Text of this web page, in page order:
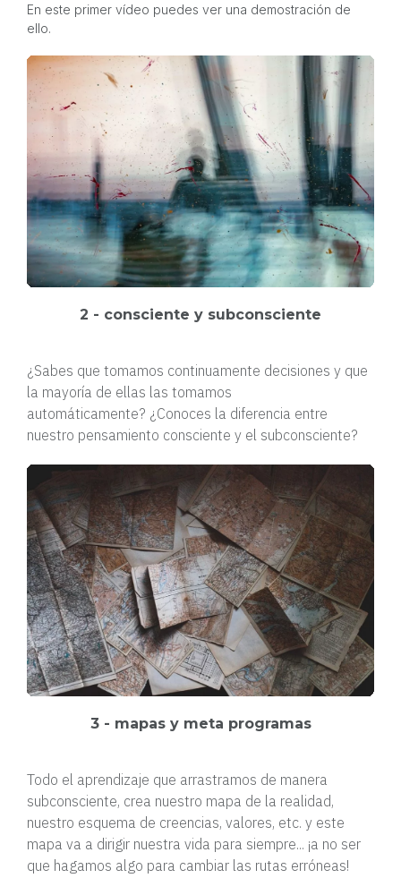
En este primer vídeo puedes ver una demostración de
ello.
2 - consciente y subconsciente
¿Sabes que tomamos continuamente decisiones y que
la mayoría de ellas las tomamos
automáticamente? ¿Conoces la diferencia entre
nuestro pensamiento consciente y el subconsciente?
3 - mapas y meta programas
Todo el aprendizaje que arrastramos de manera
subconsciente, crea nuestro mapa de la realidad,
nuestro esquema de creencias, valores, etc. y este
mapa va a dirigir nuestra vida para siempre... ¡a no ser
que hagamos algo para cambiar las rutas erróneas!